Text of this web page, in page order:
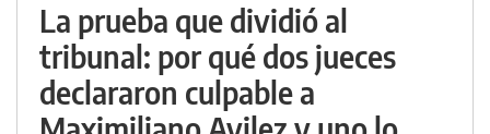
La prueba que dividió al
tribunal: por qué dos jueces
declararon culpable a